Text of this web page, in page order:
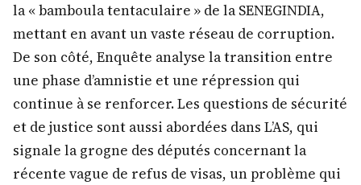
la « bamboula tentaculaire » de la SENEGINDIA,
mettant en avant un vaste réseau de corruption.
De son côté, Enquête analyse la transition entre
une phase d’amnistie et une répression qui
continue à se renforcer. Les questions de sécurité
et de justice sont aussi abordées dans L’AS, qui
signale la grogne des députés concernant la
récente vague de refus de visas, un problème qui